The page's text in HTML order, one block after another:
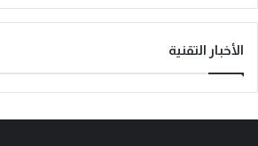
الأخبار التقنية